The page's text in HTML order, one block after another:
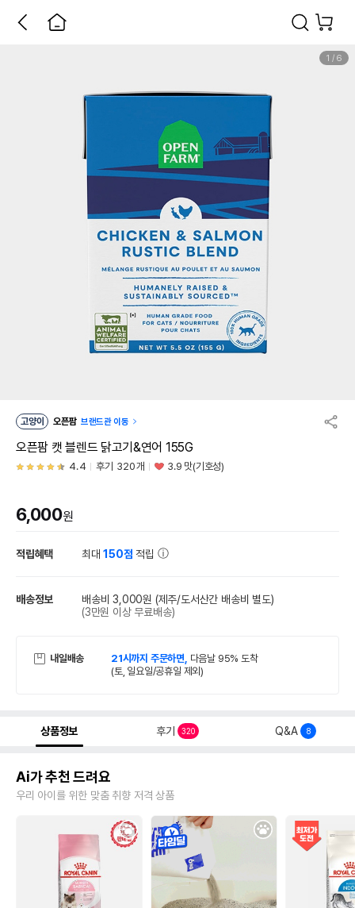
1 / 6
고양이 오픈팜 브랜드관 이동
오픈팜 캣 블렌드 닭고기&연어 155G
4.4 후기 320개 3.9 맛(기호성)
6,000원
적립혜택 최대150점 적립
배송정보 배송비 3,000원 (제주/도서산간 배송비 별도)
(3만원 이상 무료배송)
내일배송 21시까지 주문하면, 다음날 95% 도착
(토, 일요일/공휴일 제외)
상품정보 후기 320 Q&A 8
Ai가 추천 드려요
우리 아이를 위한 맞춤 취향 저격 상품